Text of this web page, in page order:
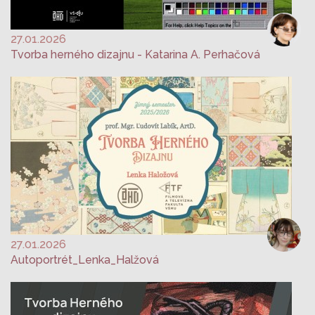
27.01.2026
Tvorba herného dizajnu - Katarina A. Perhačová
27.01.2026
Autoportrét_Lenka_Halžová